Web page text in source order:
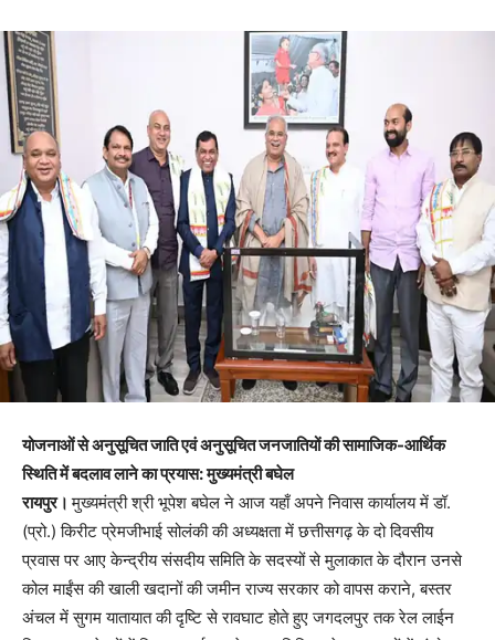
योजनाओं से अनुसूचित जाति एवं अनुसूचित जनजातियों की सामाजिक-आर्थिक
स्थिति में बदलाव लाने का प्रयास: मुख्यमंत्री बघेल
रायपुर।मुख्यमंत्री श्री भूपेश बघेल ने आज यहाँ अपने निवास कार्यालय में डॉ.
(प्रो.) किरीट प्रेमजीभाई सोलंकी की अध्यक्षता में छत्तीसगढ़ के दो दिवसीय
प्रवास पर आए केन्द्रीय संसदीय समिति के सदस्यों से मुलाकात के दौरान उनसे
कोल माईंस की खाली खदानों की जमीन राज्य सरकार को वापस कराने, बस्तर
अंचल में सुगम यातायात की दृष्टि से रावघाट होते हुए जगदलपुर तक रेल लाईन